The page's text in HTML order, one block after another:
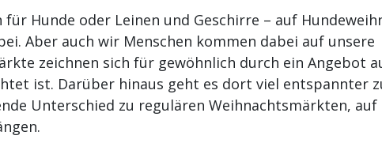
für Hunde oder Leinen und Geschirre – auf
Aber auch wir Menschen kommen dabei auf unsere
zeichnen sich für gewöhnlich durch ein Angebot
ist. Darüber hinaus geht es dort viel entspannter
Unterschied zu regulären Weihnachtsmärkten, auf